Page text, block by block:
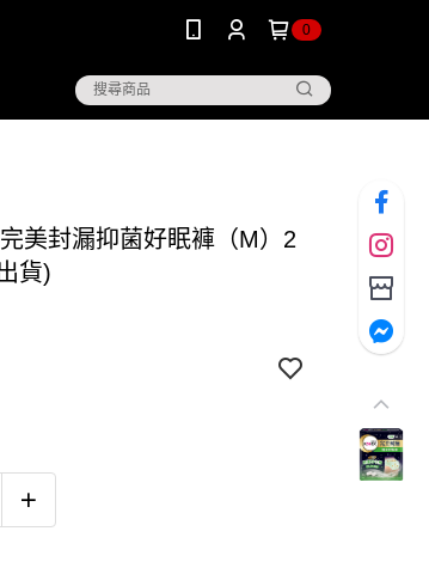
0
美封漏抑菌好眠褲（M）2
貨)